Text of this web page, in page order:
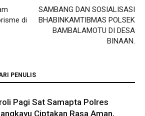
di
SAMBANG DAN SOSIALISASI
BHABINKAMTIBMAS POLSEK
BAMBALAMOTU DI DESA
BINAAN.
PENULIS
Pagi Sat Samapta Polres
Ciptakan Rasa Aman,